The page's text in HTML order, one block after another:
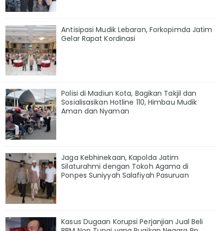
Antisipasi Mudik Lebaran, Forkopimda Jatim
Gelar Rapat Kordinasi
Polisi di Madiun Kota, Bagikan Takjil dan
Sosialisasikan Hotline 110, Himbau Mudik
Aman dan Nyaman
Jaga Kebhinekaan, Kapolda Jatim
Silaturahmi dengan Tokoh Agama di
Ponpes Suniyyah Salafiyah Pasuruan
Kasus Dugaan Korupsi Perjanjian Jual Beli